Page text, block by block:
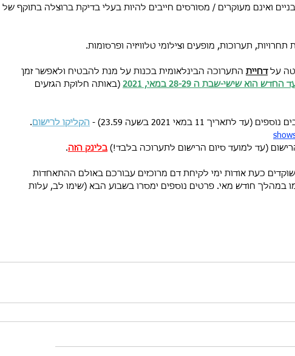
ואינם מעוקרים / מסורסים חייבים להיות בעלי בדיקת ברוצלה בתוקף של
תערוכות, מופעים וצילומי טלוויזיה ופרסומות.
על דחיית התערוכה הבינלאומית בכנות על מנת להבטיח ולאפשר זמן
הוא שישי-שבת ה 28-29 במאי, 2021
(באותה חלוקת הגזעים
11 במאי 2021 בשעה 23.59) - הקליקו לרישום .
(עד למועד סיום הרישום לתערוכה בלבד!) בלינק הזה.
כעת אודות ימי לקיחת דם מרוכזים עבורכם באולם ההתאחדות
במהלך חודש מאי. פרטים נוספים ימסרו בשבוע הבא (שימו לב, עלות